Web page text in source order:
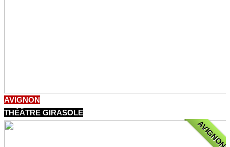
AVIGNON
THÉÂTRE GIRASOLE
AVIGNON